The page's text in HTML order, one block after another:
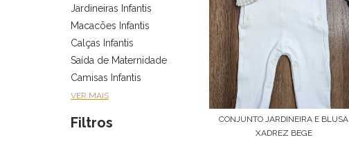
Jardineiras Infantis
Macacões Infantis
Calças Infantis
Saída de Maternidade
Camisas Infantis
VER MAIS
Filtros
CONJUNTO JARDINEIRA E BLUSA
XADREZ BEGE